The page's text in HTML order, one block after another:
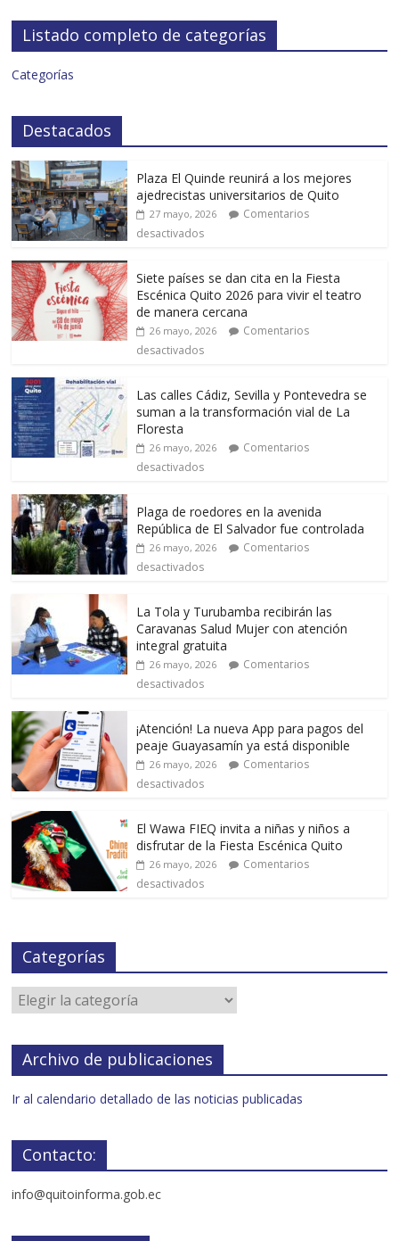
Listado completo de categorías
Categorías
Destacados
Plaza El Quinde reunirá a los mejores
ajedrecistas universitarios de Quito
27 mayo, 2026
Comentarios
desactivados
Siete países se dan cita en la Fiesta
Escénica Quito 2026 para vivir el teatro
de manera cercana
26 mayo, 2026
Comentarios
desactivados
Las calles Cádiz, Sevilla y Pontevedra se
suman a la transformación vial de La
Floresta
26 mayo, 2026
Comentarios
desactivados
Plaga de roedores en la avenida
República de El Salvador fue controlada
26 mayo, 2026
Comentarios
desactivados
La Tola y Turubamba recibirán las
Caravanas Salud Mujer con atención
integral gratuita
26 mayo, 2026
Comentarios
desactivados
¡Atención! La nueva App para pagos del
peaje Guayasamín ya está disponible
26 mayo, 2026
Comentarios
desactivados
El Wawa FIEQ invita a niñas y niños a
disfrutar de la Fiesta Escénica Quito
26 mayo, 2026
Comentarios
desactivados
Categorías
Archivo de publicaciones
Ir al calendario detallado de las noticias publicadas
Contacto:
info@quitoinforma.gob.ec